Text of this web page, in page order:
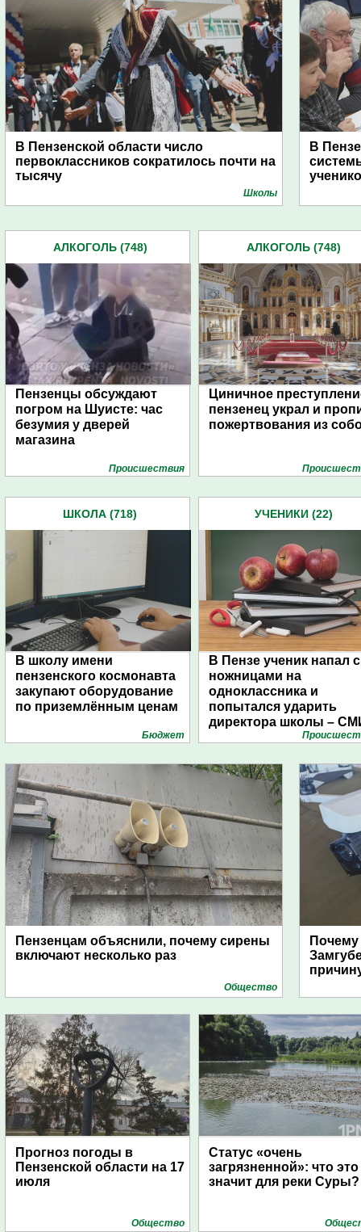
В Пензенской области число
первоклассников сократилось почти на
тысячу
Школы
В
АЛКОГОЛЬ (748)
Пензенцы обсуждают
погром на Шуисте: час
безумия у дверей
магазина
Проиcшествия
АЛКОГОЛЬ (748)
Циничное
пензенец украл и
пожертвования из
ШКОЛА (718)
В школу имени
пензенского космонавта
закупают оборудование
по приземлённым ценам
Бюджет
УЧЕНИКИ (22)
В Пензе ученик напал с
ножницами на
одноклассника и
попытался ударить
директора школы –
Пензенцам объяснили, почему сирены
включают несколько раз
Общество
Прогноз погоды в
Пензенской области на 17
июля
Общество
Статус «очень
загрязненной»: что это
значит для реки Суры?